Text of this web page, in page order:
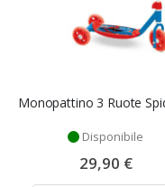
Disponibile
29,90 €